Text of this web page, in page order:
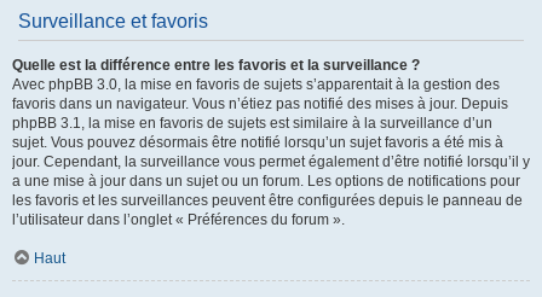
Surveillance et favoris
Quelle est la différence entre les favoris et la surveillance ?
Avec phpBB 3.0, la mise en favoris de sujets s’apparentait à la gestion des
favoris dans un navigateur. Vous n’étiez pas notifié des mises à jour. Depuis
phpBB 3.1, la mise en favoris de sujets est similaire à la surveillance d’un
sujet. Vous pouvez désormais être notifié lorsqu’un sujet favoris a été mis à
jour. Cependant, la surveillance vous permet également d’être notifié lorsqu’il y
a une mise à jour dans un sujet ou un forum. Les options de notifications pour
les favoris et les surveillances peuvent être configurées depuis le panneau de
l’utilisateur dans l’onglet « Préférences du forum ».
Haut